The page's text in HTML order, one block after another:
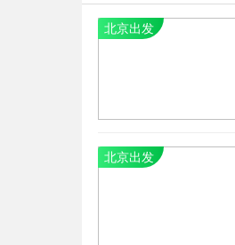
北京出发
北京出发